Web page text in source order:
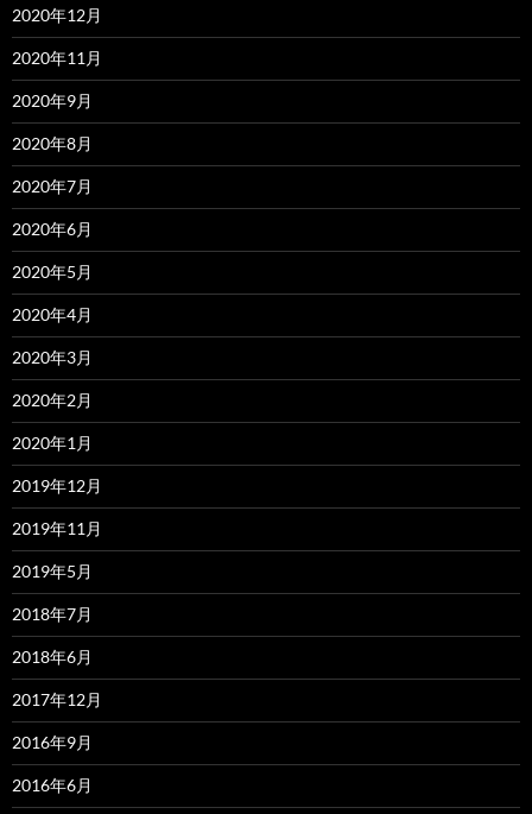
2020年12月
2020年11月
2020年9月
2020年8月
2020年7月
2020年6月
2020年5月
2020年4月
2020年3月
2020年2月
2020年1月
2019年12月
2019年11月
2019年5月
2018年7月
2018年6月
2017年12月
2016年9月
2016年6月